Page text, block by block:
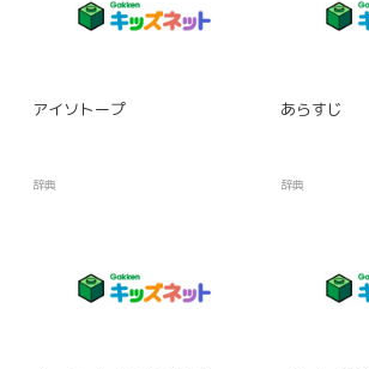
アイソトープ
辞典
あらすじ
辞典